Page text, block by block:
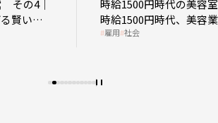
時給1500円時代の美容室経営 その3｜
時給1500円時代、美容業はどのような
影響を受けるのか？